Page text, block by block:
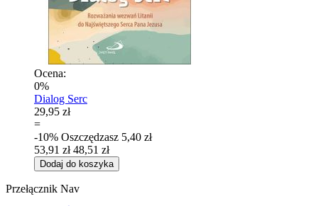
Ocena:
0%
Dialog Serc
29,95 zł
=
-10% Oszczędzasz 5,40 zł
53,91 zł 48,51 zł
Dodaj do koszyka
Przełącznik Nav